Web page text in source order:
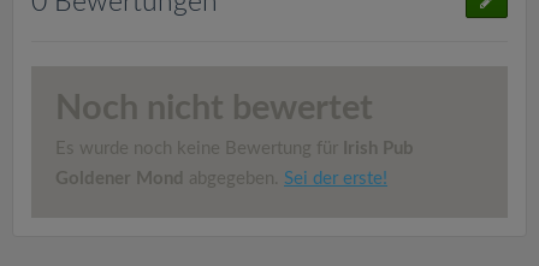
Noch nicht bewertet
Es wurde noch keine Bewertung für Irish Pub
Goldener Mond
abgegeben. Sei der erste!